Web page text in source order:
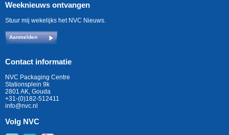
Weeknieuws ontvangen
Stuur mij wekelijks het NVC Nieuws.
Aanmelden
Contact informatie
NVC Packaging Centre
Stationsplein 9k
2801 AK, Gouda
+31-(0)182-512411
info@nvc.nl
Volg NVC